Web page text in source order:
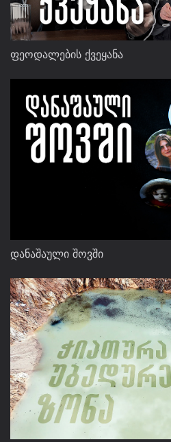
ფეოდალების ქვეყანა
დანაშაული შოვში